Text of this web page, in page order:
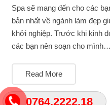
0764.2222.18
Spa sẽ mang đến cho các
bản nhất về ngành làm đẹp
khởi nghiệp. Trước khi kinh
các bạn nên soạn cho mình…
Read More